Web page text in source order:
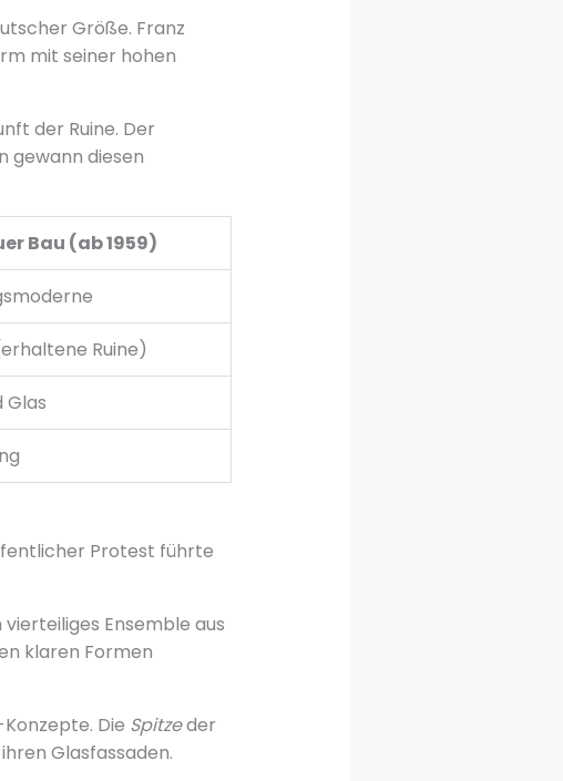
Größe. Franz
mit seiner hohen
der Ruine. Der
gewann diesen
Bau (ab 1959)
Ruine)
Glas
Protest führte
Ensemble aus
klaren Formen
Die Spitzeder
Glasfassaden.